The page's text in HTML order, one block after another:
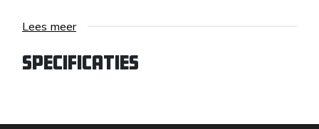
Lees meer
Specificaties